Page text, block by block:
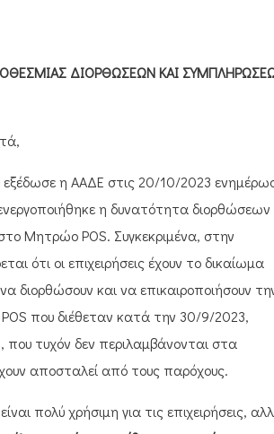
ΔΙΟΡΘΩΣΕΩΝ ΚΑΙ
εξέδωσε η ΑΑΔΕ στις 20/10/2023
ενεργοποιήθηκε η δυνατότητα διορθώσεων
Μητρώο POS. Συγκεκριμένα, στην
ότι οι επιχειρήσεις έχουν το δικαίωμα
διορθώσουν και να επικαιροποιήσουν
που διέθεταν κατά την 30/9/2023,
τυχόν δεν περιλαμβάνονται στα
αποσταλεί από τους παρόχους.
πολύ χρήσιμη για τις επιχειρήσεις,